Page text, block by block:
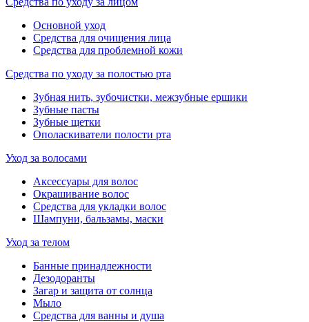
Основной уход
Средства для очищения лица
Средства для проблемной кожи
Средства по уходу за полостью рта
Зубная нить, зубочистки, межзубные ершики
Зубные пасты
Зубные щетки
Ополаскиватели полости рта
Уход за волосами
Аксессуары для волос
Окрашивание волос
Средства для укладки волос
Шампуни, бальзамы, маски
Уход за телом
Банные принадлежности
Дезодоранты
Загар и защита от солнца
Мыло
Средства для ванны и душа